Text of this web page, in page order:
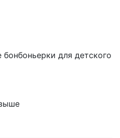
для детского